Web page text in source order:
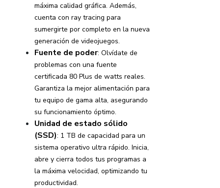
máxima calidad gráfica. Además,
cuenta con ray tracing para
sumergirte por completo en la nueva
generación de videojuegos.
Fuente de poder: Olvídate de
problemas con una fuente
certificada 80 Plus de watts reales.
Garantiza la mejor alimentación para
tu equipo de gama alta, asegurando
su funcionamiento óptimo.
Unidad de estado sólido
(SSD): 1 TB de capacidad para un
sistema operativo ultra rápido. Inicia,
abre y cierra todos tus programas a
la máxima velocidad, optimizando tu
productividad.